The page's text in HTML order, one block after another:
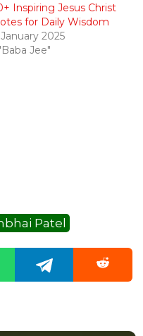
Inspiring Jesus Christ
for Daily Wisdom
2025
Jee"
Patel